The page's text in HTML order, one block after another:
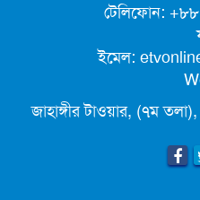
লিগ্যাল
সেই
জেট
টেলিফোন:
ইমেল:
জাহাঙ্গীর টাওয়ার, (৭ম